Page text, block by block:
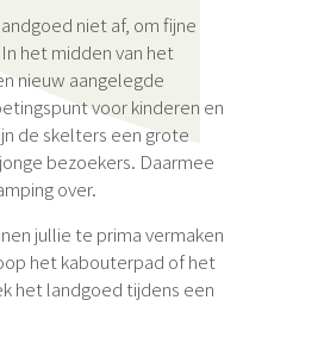
niet af, om fijne
het midden van het
nieuw aangelegde
voor kinderen en
de skelters een grote
bezoekers. Daarmee
over.
jullie te prima vermaken
het kabouterpad of het
het landgoed tijdens een